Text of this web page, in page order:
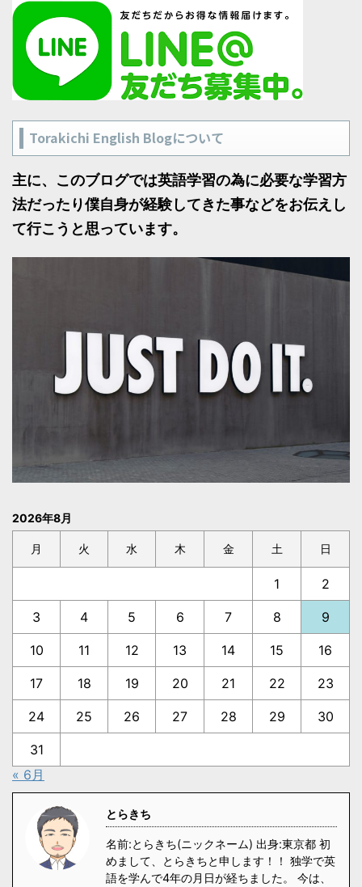
Torakichi English Blogについて
主に、このブログでは英語学習の為に必要な学習方
法だったり僕自身が経験してきた事などをお伝えし
て行こうと思っています。
2026年8月
月 火 水 木 金 土 日
1 2
3 4 5 6 7 8 9
10 11 12 13 14 15 16
17 18 19 20 21 22 23
24 25 26 27 28 29 30
31
« 6月
とらきち
名前:とらきち(ニックネーム) 出身:東京都 初
めまして、とらきちと申します！！ 独学で英
語を学んで4年の月日が経ちました。 今は、